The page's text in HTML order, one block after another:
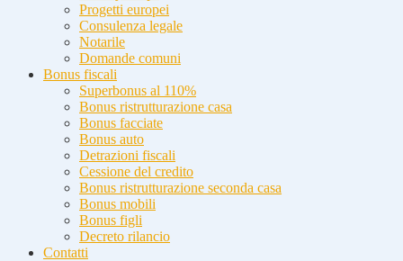
Progetti europei
Consulenza legale
Notarile
Domande comuni
Bonus fiscali
Superbonus al 110%
Bonus ristrutturazione casa
Bonus facciate
Bonus auto
Detrazioni fiscali
Cessione del credito
Bonus ristrutturazione seconda casa
Bonus mobili
Bonus figli
Decreto rilancio
Contatti